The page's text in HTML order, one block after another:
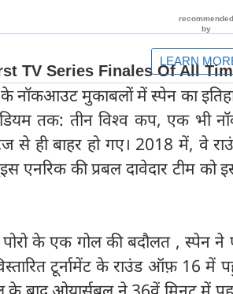
नॉकआउट मुकाबलों में स्पेन का
तक: तीन विश्व कप, एक भी
से ही बाहर हो गए। 2018 में, वे
की प्रबल दावेदार टीम को
के एक गोल की बदौलत , स्पेन ने
टूर्नामेंट के राउंड ऑफ़ 16 में